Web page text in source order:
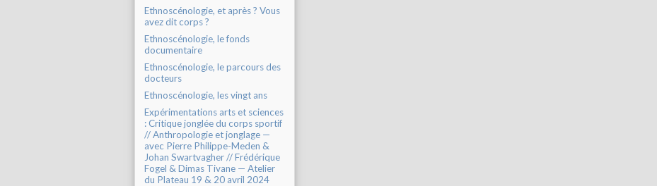
Ethnoscénologie, et après ? Vous
avez dit corps ?
Ethnoscénologie, le fonds
documentaire
Ethnoscénologie, le parcours des
docteurs
Ethnoscénologie, les vingt ans
Expérimentations arts et sciences
: Critique jonglée du corps sportif
// Anthropologie et jonglage —
avec Pierre Philippe-Meden &
Johan Swartvagher // Frédérique
Fogel & Dimas Tivane — Atelier
du Plateau 19 & 20 avril 2024